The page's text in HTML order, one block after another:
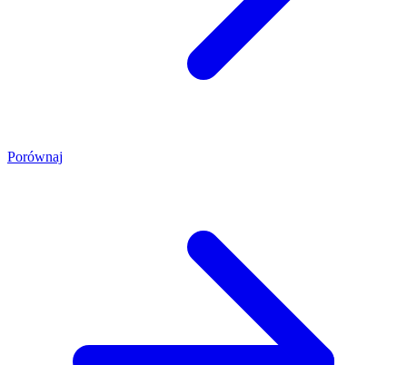
Porównaj